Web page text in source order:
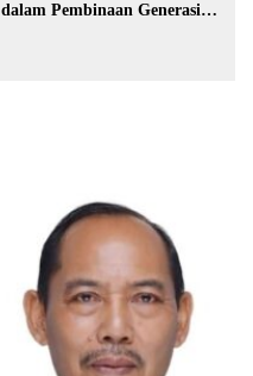
dalam Pembinaan Generasi